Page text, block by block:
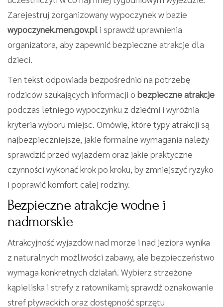
Zarejestruj zorganizowany wypoczynek w bazie
wypoczynek.men.gov.pl i sprawdź uprawnienia
organizatora, aby zapewnić bezpieczne atrakcje dla
dzieci.
Ten tekst odpowiada bezpośrednio na potrzebę
rodziców szukających informacji o bezpieczne atrakcje
podczas letniego wypoczynku z dziećmi i wyróżnia
kryteria wyboru miejsc. Omówię, które typy atrakcji są
najbezpieczniejsze, jakie formalne wymagania należy
sprawdzić przed wyjazdem oraz jakie praktyczne
czynności wykonać krok po kroku, by zmniejszyć ryzyko
i poprawić komfort całej rodziny.
Bezpieczne atrakcje wodne i
nadmorskie
Atrakcyjność wyjazdów nad morze i nad jeziora wynika
z naturalnych możliwości zabawy, ale bezpieczeństwo
wymaga konkretnych działań. Wybierz strzeżone
kąpieliska i strefy z ratownikami; sprawdź oznakowanie
stref pływackich oraz dostępność sprzętu